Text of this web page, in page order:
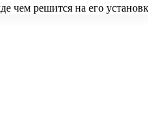
решится на его